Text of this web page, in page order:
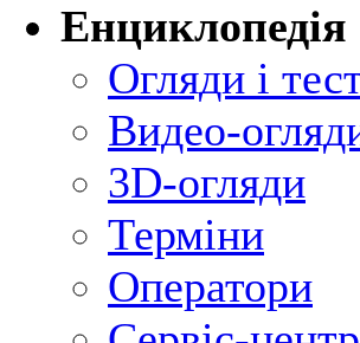
Енциклопедія
Огляди і
Видео-
3D-огляди
Терміни
Оператори